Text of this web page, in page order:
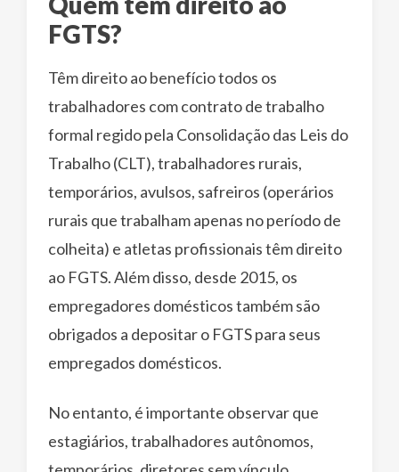
FGTS?
Têm direito ao benefício todos os
trabalhadores com contrato de trabalho
formal regido pela Consolidação das Leis do
Trabalho (CLT), trabalhadores rurais,
temporários, avulsos, safreiros (operários
rurais que trabalham apenas no período de
colheita) e atletas profissionais têm direito
ao FGTS. Além disso, desde 2015, os
empregadores domésticos também são
obrigados a depositar o FGTS para seus
empregados domésticos.
No entanto, é importante observar que
estagiários, trabalhadores autônomos,